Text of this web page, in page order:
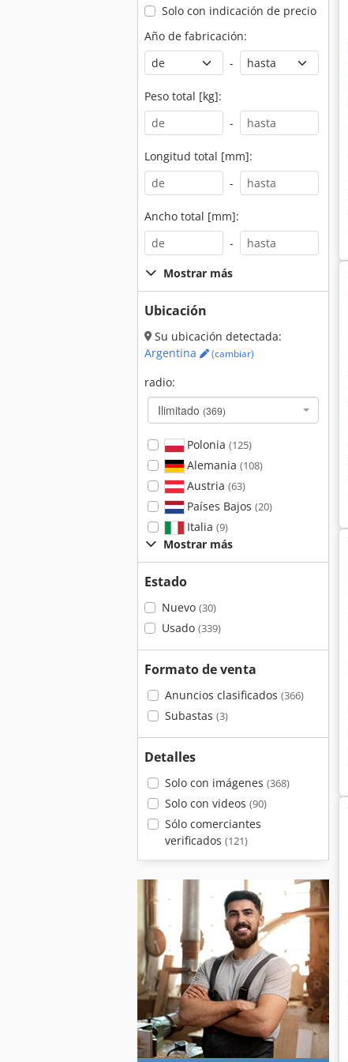
Solo con indicación de precio
Año de fabricación:
-
Peso total [kg]:
-
Longitud total [mm]:
-
Ancho total [mm]:
-
Mostrar más
Ubicación
Su ubicación detectada:
Argentina
(cambiar)
radio:
Ilimitado (369)
Polonia (125)
Alemania (108)
Austria (63)
Países Bajos (20)
Italia (9)
Mostrar más
Estado
Nuevo (30)
Usado (339)
Formato de venta
Anuncios clasificados (366)
Subastas (3)
Detalles
Solo con imágenes (368)
Solo con videos (90)
Sólo comerciantes
verificados (121)